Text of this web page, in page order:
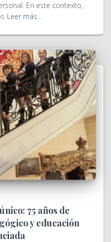
En este contexto,
Leer más…
75 años de
y educación